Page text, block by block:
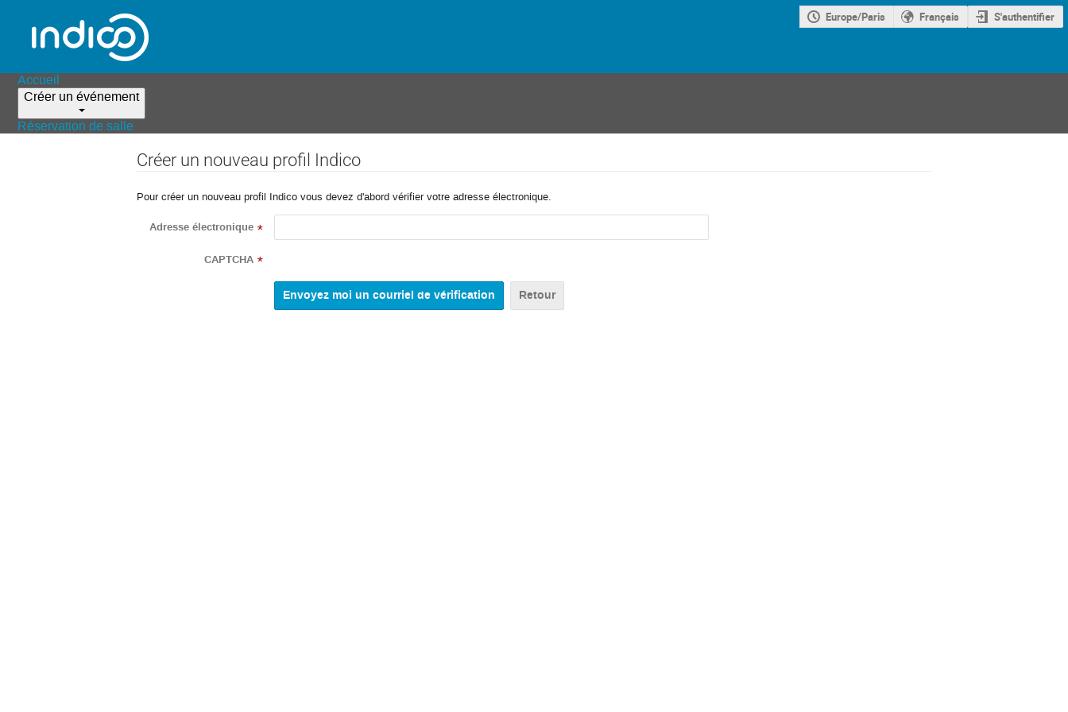
Europe/Paris Français S'authentifier
Accueil
Créer un événement
Réservation de salle
Créer un nouveau profil Indico
Pour créer un nouveau profil Indico vous devez d'abord vérifier votre adresse électronique.
Adresse électronique *
CAPTCHA *
Retour